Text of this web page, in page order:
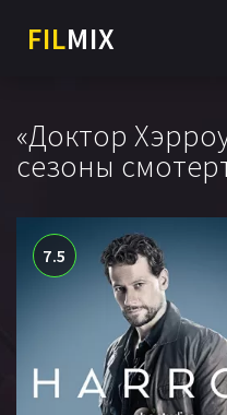
FILMIX
«Доктор
сезоны
7.5